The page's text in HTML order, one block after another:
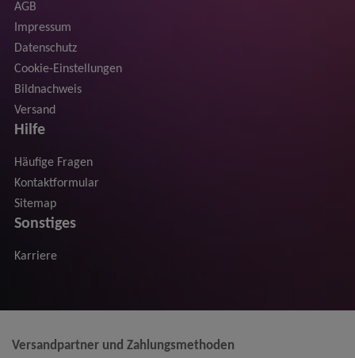
AGB
Impressum
Datenschutz
Cookie-Einstellungen
Bildnachweis
Versand
Hilfe
Häufige Fragen
Kontaktformular
Sitemap
Sonstiges
Karriere
Versandpartner und Zahlungsmethoden